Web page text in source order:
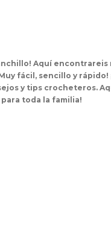
Aquí encontrareis
fácil, sencillo y rápido!
y tips crocheteros.
toda la familia!